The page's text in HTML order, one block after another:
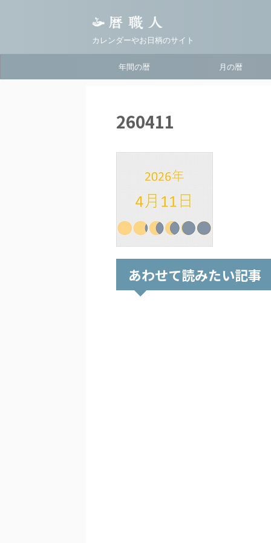
カレンダーやお日柄のサイト
年間の暦 月の暦
260411
あわせて読みたい記事